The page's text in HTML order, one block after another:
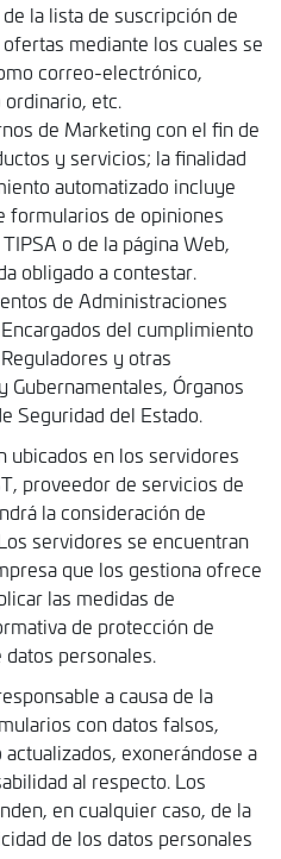
la lista de suscripción de
mediante los cuales se
correo-electrónico,
etc.
de Marketing con el fin de
y servicios; la finalidad
automatizado incluye
formularios de opiniones
o de la página Web,
obligado a contestar.
de Administraciones
del cumplimiento
y otras
Gubernamentales, Órganos
Seguridad del Estado.
ubicados en los servidores
proveedor de servicios de
la consideración de
servidores se encuentran
que los gestiona ofrece
las medidas de
de protección de
personales.
a causa de la
con datos falsos,
exonerándose a
al respecto. Los
en cualquier caso, de la
de los datos personales